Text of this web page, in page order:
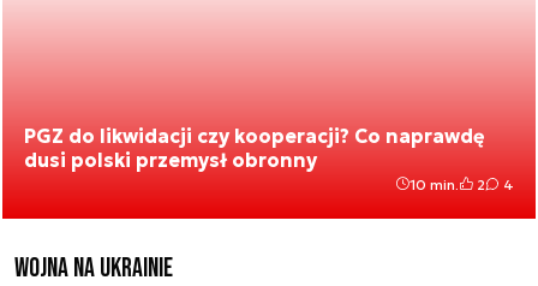
PGZ do likwidacji czy kooperacji? Co naprawdę
dusi polski przemysł obronny
10 min. 2 4
Wojna na Ukrainie